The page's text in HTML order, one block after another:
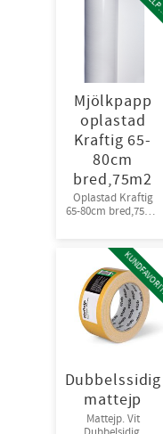
Mjölkpapp
oplastad
Kraftig 65-
80cm
bred,75m2
Oplastad Kraftig
65-80cm bred,75m2
A
L
Dubbelssidig
mattejp
Mattejp. Vit